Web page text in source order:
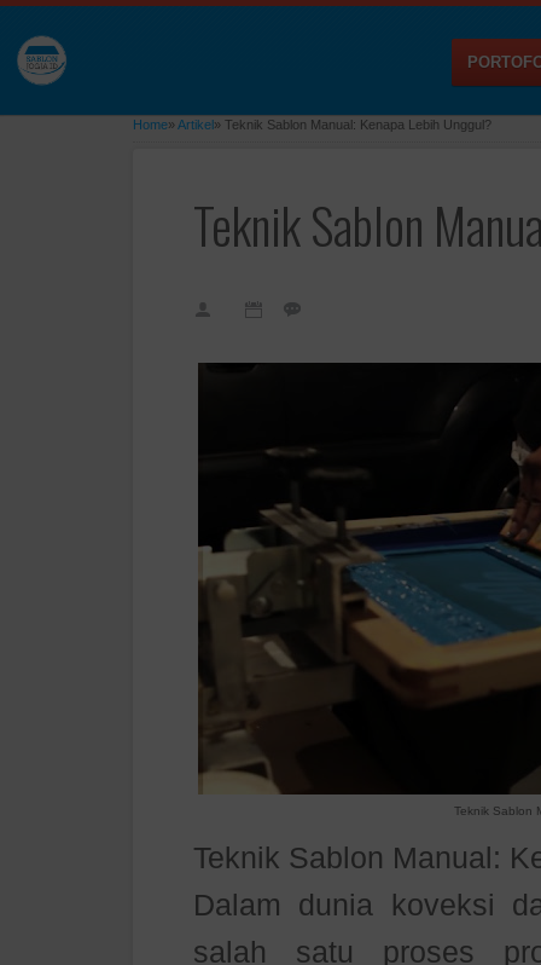
Home»Artikel» Teknik Sablon Manual: Kenapa Lebih Unggul?
Teknik Sablon
Teknik Sablon
Teknik Sablon Manual:
Dalam dunia koveksi
salah satu proses